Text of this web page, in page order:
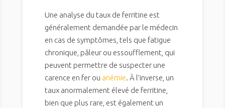
Une analyse du taux de ferritine est
généralement demandée par le médecin
en cas de symptômes, tels que fatigue
chronique, pâleur ou essoufflement, qui
peuvent permettre de suspecter une
carence en fer ou anémie. À l’inverse, un
taux anormalement élevé de ferritine,
bien que plus rare, est également un